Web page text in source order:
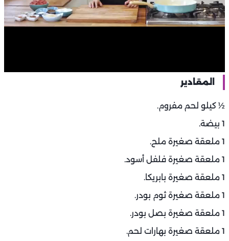
المقادير
½ كيلو لحم مفروم.
1 بيضة.
1 ملعقة صغيرة ملح.
1 ملعقة صغيرة فلفل أسود.
1 ملعقة صغيرة بابريكا.
1 ملعقة صغيرة ثوم بودر.
1 ملعقة صغيرة بصل بودر.
1 ملعقة صغيرة بهارات لحم.